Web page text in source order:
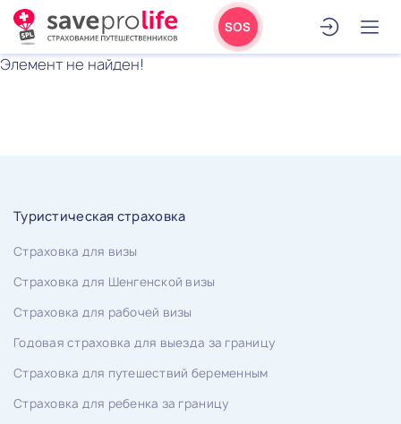
SOS
Элемент не найден!
Туристическая страховка
Страховка для визы
Страховка для Шенгенской визы
Страховка для рабочей визы
Годовая страховка для выезда за границу
Страховка для путешествий беременным
Страховка для ребенка за границу